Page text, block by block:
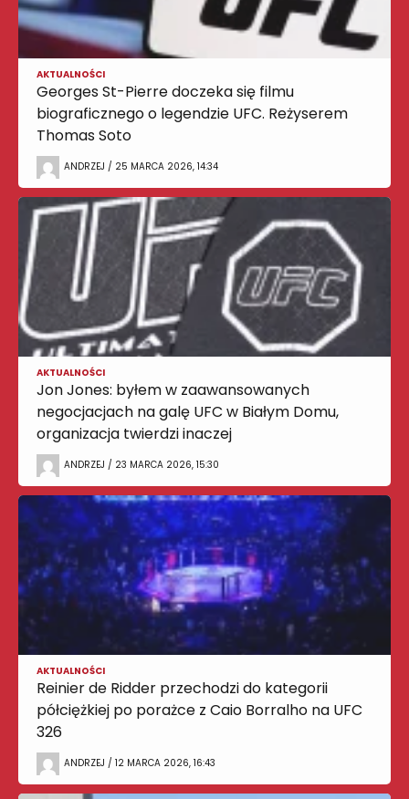
AKTUALNOŚCI
Georges St-Pierre doczeka się filmu
biograficznego o legendzie UFC. Reżyserem
Thomas Soto
ANDRZEJ / 25 MARCA 2026, 14:34
AKTUALNOŚCI
Jon Jones: byłem w zaawansowanych
negocjacjach na galę UFC w Białym Domu,
organizacja twierdzi inaczej
ANDRZEJ / 23 MARCA 2026, 15:30
AKTUALNOŚCI
Reinier de Ridder przechodzi do kategorii
półciężkiej po porażce z Caio Borralho na UFC
326
ANDRZEJ / 12 MARCA 2026, 16:43